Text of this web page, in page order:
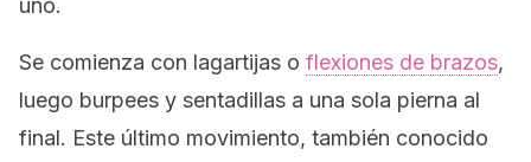
uno.
Se comienza con lagartijas o flexiones de brazos,
luego burpees y sentadillas a una sola pierna al
final. Este último movimiento, también conocido